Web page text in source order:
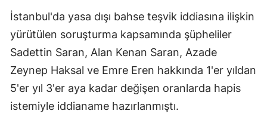
İstanbul'da yasa dışı bahse teşvik iddiasına ilişkin
yürütülen soruşturma kapsamında şüpheliler
Sadettin Saran, Alan Kenan Saran, Azade
Zeynep Haksal ve Emre Eren hakkında 1'er yıldan
5'er yıl 3'er aya kadar değişen oranlarda hapis
istemiyle iddianame hazırlanmıştı.